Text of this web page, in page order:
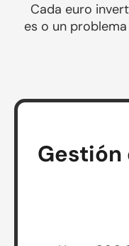
Cada euro
es o un
Gestión